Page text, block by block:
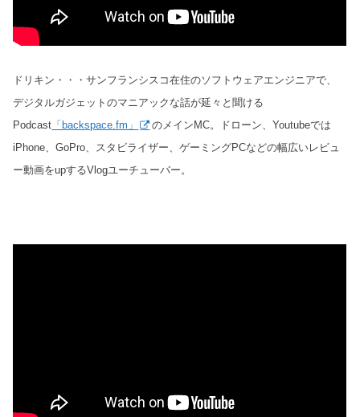
ドリキン・・・サンフランシスコ在住のソフトウェアエンジニアで、
デジタルガジェットのマニアックな話が延々と聞ける
Podcast 「backspace.fm」
のメインMC。ドローン、Youtubeでは
iPhone、GoPro、スタビライザー、ゲーミングPCなどの幅広いレビュ
ー動画をupするVlogユーチューバー。